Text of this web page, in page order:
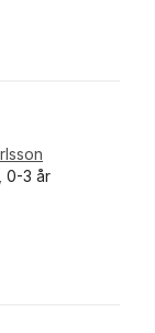
0-3 år